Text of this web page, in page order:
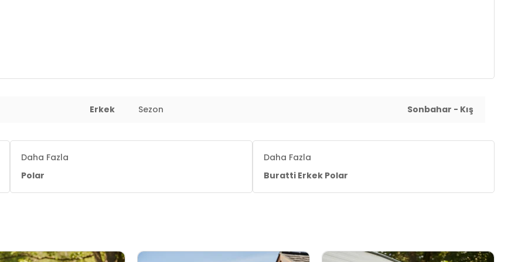
81 cm / Basen : 101 cm / Beden : M
Erkek Sezon Sonbahar - Kış
Daha Fazla
Polar
Daha Fazla
Buratti Erkek Polar